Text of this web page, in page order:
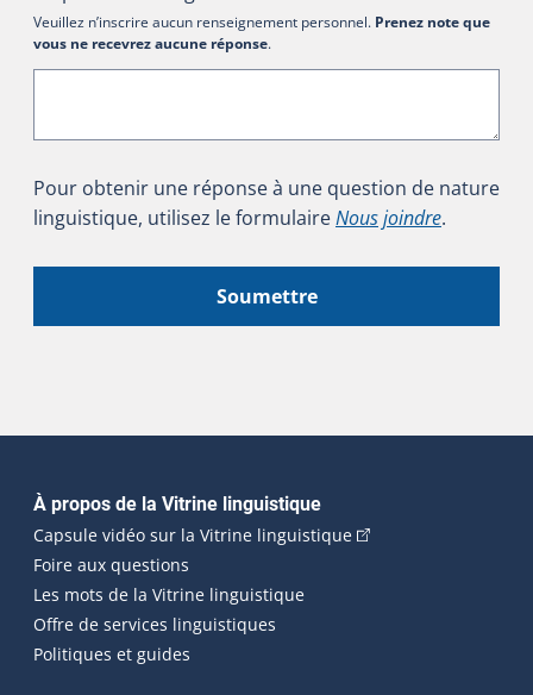
Veuillez n’inscrire aucun renseignement personnel. Prenez note que
vous ne recevrez aucune réponse.
Pour obtenir une réponse à une question de nature
linguistique, utilisez le formulaireNous joindre.
Soumettre
Navigation principale
À propos de la Vitrine linguistique
Capsule vidéo sur la Vitrine linguistique(Cet hyperlien
Foire aux questions
Les mots de la Vitrine linguistique
Offre de services linguistiques
Politiques et guides